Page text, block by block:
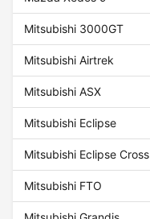
Mitsubishi 3000GT
Mitsubishi Airtrek
Mitsubishi ASX
Mitsubishi Eclipse
Mitsubishi Eclipse Cross
Mitsubishi FTO